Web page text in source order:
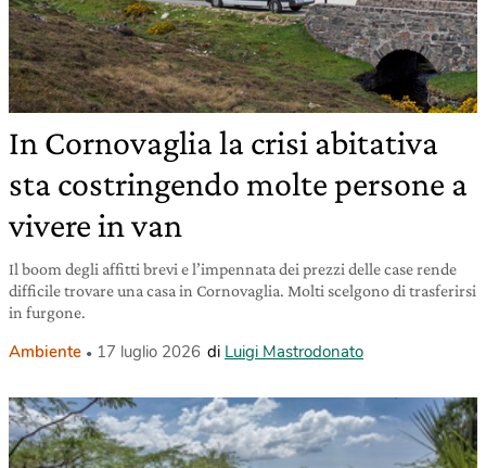
In Cornovaglia la crisi abitativa
sta costringendo molte persone a
vivere in van
Il boom degli affitti brevi e l’impennata dei prezzi delle case rende
difficile trovare una casa in Cornovaglia. Molti scelgono di trasferirsi
in furgone.
Ambiente 17 luglio 2026 di Luigi Mastrodonato